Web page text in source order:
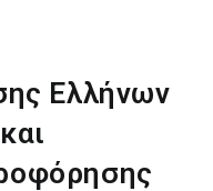
Ελλήνων